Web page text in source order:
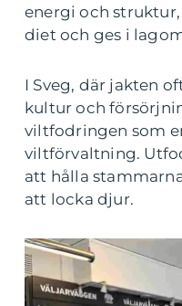
energi och
diet och ges i
I Sveg, där jakten
kultur och
viltfodringen som
viltförvaltning.
att hålla
att locka djur.